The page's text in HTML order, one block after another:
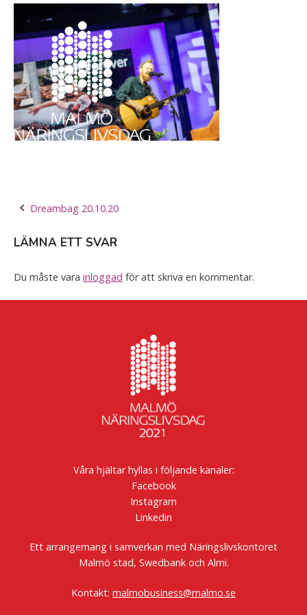
Skip
content
Home
Post
navigation
Dreambag 20.10.20
LÄMNA ETT SVAR
Du måste vara inloggad för att skriva en kommentar.
Våra hjältar hyllas i följande kanaler:
Facebook
Instagram
Linkedin
Ett arrangemang i samverkan med Näringslivskontoret
Malmö stad, Swedbank och Almi.
Kontakt: malmobusiness@malmo.se